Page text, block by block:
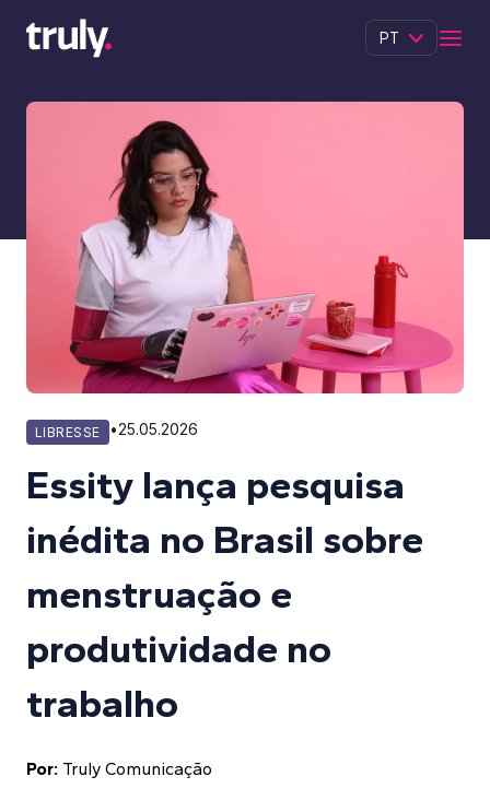
PT
LIBRESSE •25.05.2026
Essity lança pesquisa
inédita no Brasil sobre
menstruação e
produtividade no
trabalho
Por: Truly Comunicação